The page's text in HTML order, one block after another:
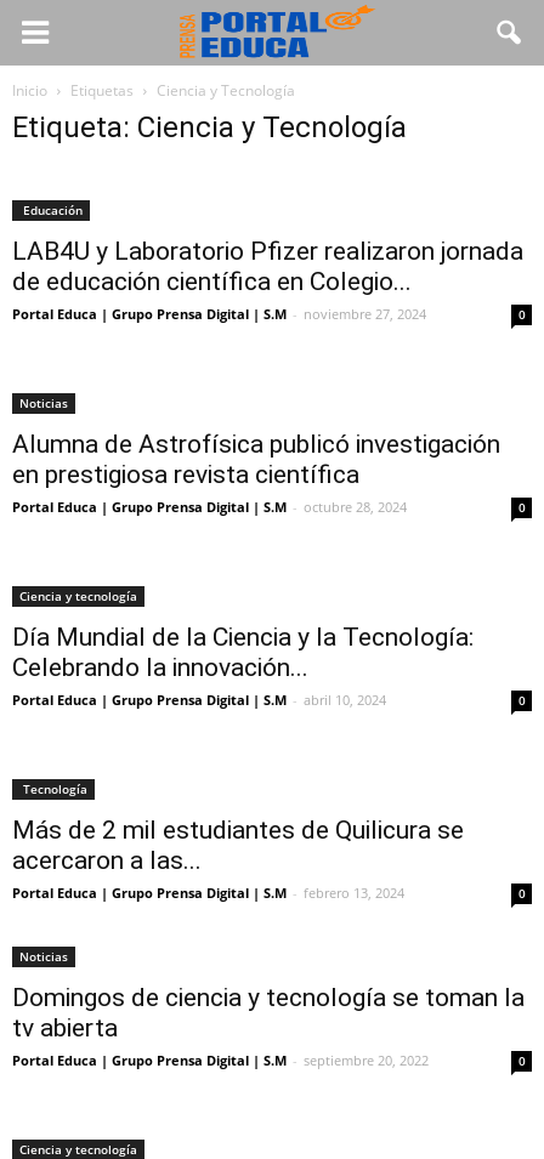
Inicio Etiquetas Ciencia y Tecnología
Etiqueta: Ciencia y Tecnología
Educación
LAB4U y Laboratorio Pfizer realizaron jornada
de educación científica en Colegio...
Portal Educa | Grupo Prensa Digital | S.M - noviembre 27, 2024 0
Noticias
Alumna de Astrofísica publicó investigación
en prestigiosa revista científica
Portal Educa | Grupo Prensa Digital | S.M - octubre 28, 2024 0
Ciencia y tecnología
Día Mundial de la Ciencia y la Tecnología:
Celebrando la innovación...
Portal Educa | Grupo Prensa Digital | S.M - abril 10, 2024 0
Tecnología
Más de 2 mil estudiantes de Quilicura se
acercaron a las...
Portal Educa | Grupo Prensa Digital | S.M - febrero 13, 2024 0
Noticias
Domingos de ciencia y tecnología se toman la
tv abierta
Portal Educa | Grupo Prensa Digital | S.M - septiembre 20, 2022 0
Ciencia y tecnología